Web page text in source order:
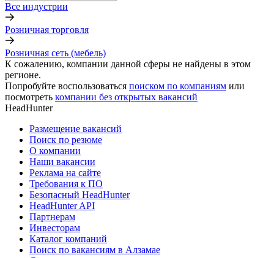
Все индустрии
Розничная торговля
Розничная сеть (мебель)
К сожалению, компании данной сферы не найдены в этом
регионе.
Попробуйте воспользоваться поиском по компаниям или
посмотреть компании без открытых вакансий
HeadHunter
Размещение вакансий
Поиск по резюме
О компании
Наши вакансии
Реклама на сайте
Требования к ПО
Безопасный HeadHunter
HeadHunter API
Партнерам
Инвесторам
Каталог компаний
Поиск по вакансиям в Алзамае